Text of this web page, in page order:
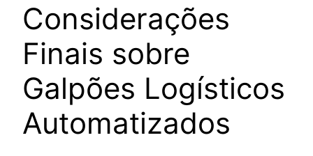
Considerações
Finais sobre
Galpões Logísticos
Automatizados